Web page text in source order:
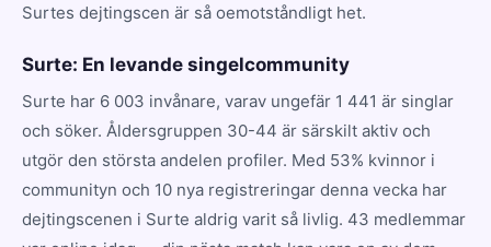
Surtes dejtingscen är så oemotståndligt het.
Surte: En levande singelcommunity
Surte har 6 003 invånare, varav ungefär 1 441 är singlar
och söker. Åldersgruppen 30-44 är särskilt aktiv och
utgör den största andelen profiler. Med 53% kvinnor i
communityn och 10 nya registreringar denna vecka har
dejtingscenen i Surte aldrig varit så livlig. 43 medlemmar